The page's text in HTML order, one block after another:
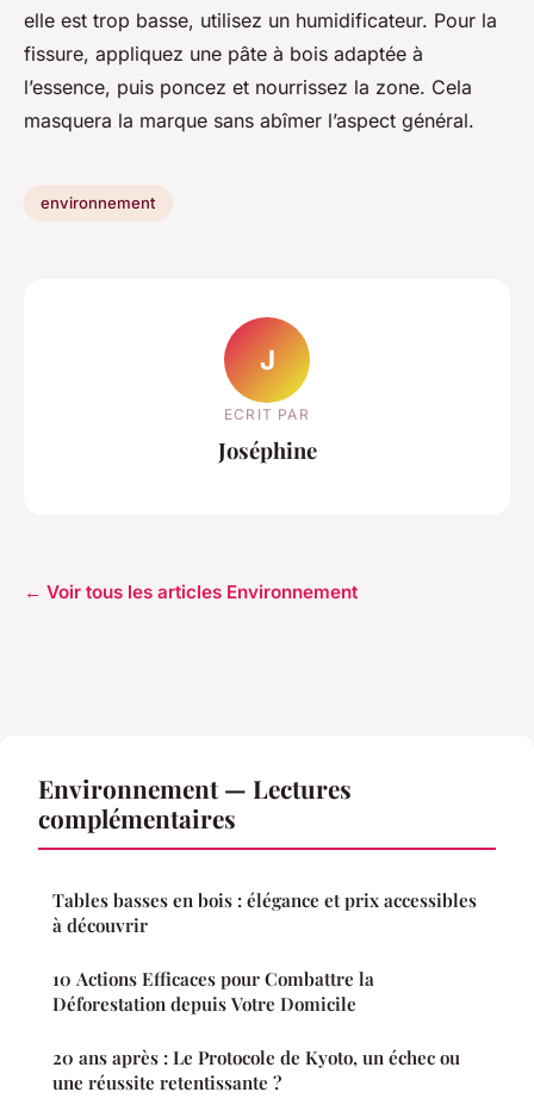
elle est trop basse, utilisez un humidificateur. Pour la
fissure, appliquez une pâte à bois adaptée à
l’essence, puis poncez et nourrissez la zone. Cela
masquera la marque sans abîmer l’aspect général.
environnement
J
ECRIT PAR
Joséphine
← Voir tous les articles Environnement
Environnement — Lectures
complémentaires
Tables basses en bois : élégance et prix accessibles
à découvrir
10 Actions Efficaces pour Combattre la
Déforestation depuis Votre Domicile
20 ans après : Le Protocole de Kyoto, un échec ou
une réussite retentissante ?